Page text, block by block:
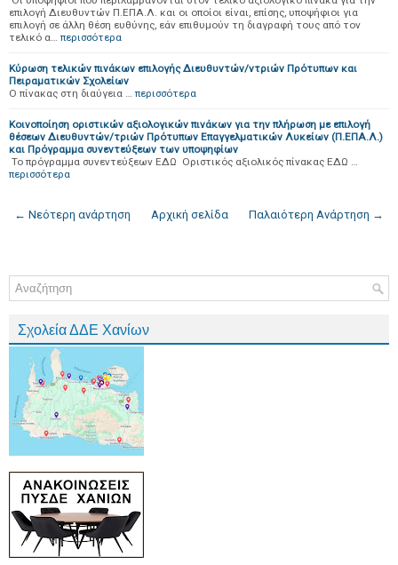
επιλογή Διευθυντών Π.ΕΠΑ.Λ. και οι οποίοι είναι, επίσης, υποψήφιοι για
επιλογή σε άλλη θέση ευθύνης, εάν επιθυμούν τη διαγραφή τους από τον
τελικό α… περισσότερα
Κύρωση τελικών πινάκων επιλογής Διευθυντών/ντριών Πρότυπων και
Πειραματικών Σχολείων
O πίνακας στη διαύγεια … περισσότερα
Κοινοποίηση οριστικών αξιολογικών πινάκων για την πλήρωση με επιλογή
θέσεων Διευθυντών/τριών Πρότυπων Επαγγελματικών Λυκείων (Π.ΕΠΑ.Λ.)
και Πρόγραμμα συνεντεύξεων των υποψηφίων
Το πρόγραμμα συνεντεύξεων ΕΔΩ Οριστικός αξιολικός πίνακας ΕΔΩ …
περισσότερα
← Νεότερη ανάρτηση Παλαιότερη Ανάρτηση →
Αρχική σελίδα
Σχολεία ΔΔΕ Χανίων